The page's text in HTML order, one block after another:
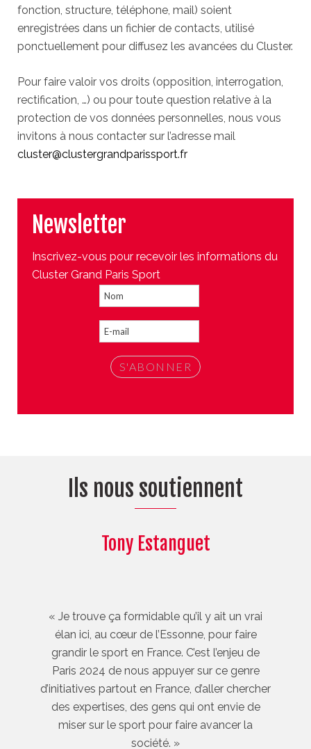
fonction, structure, téléphone, mail) soient
enregistrées dans un fichier de contacts, utilisé
ponctuellement pour diffusez les avancées du Cluster.
Pour faire valoir vos droits (opposition, interrogation,
rectification, …) ou pour toute question relative à la
protection de vos données personnelles, nous vous
invitons à nous contacter sur l’adresse mail
cluster@clustergrandparissport.fr
Newsletter
Inscrivez-vous pour recevoir les informations du
Cluster Grand Paris Sport
Ils nous soutiennent
Tony Estanguet
« Je trouve ça formidable qu’il y ait un vrai
élan ici, au cœur de l’Essonne, pour faire
grandir le sport en France. C’est l’enjeu de
Paris 2024 de nous appuyer sur ce genre
d’initiatives partout en France, d’aller chercher
des expertises, des gens qui ont envie de
miser sur le sport pour faire avancer la
société. »